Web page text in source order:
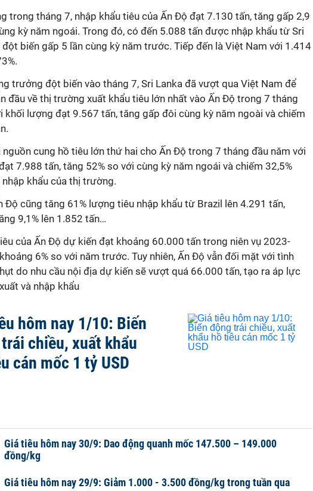
trong tháng 7, nhập khẩu tiêu của Ấn Độ đạt 7.130 tấn, tăng gấp 2,9
kỳ năm ngoái. Trong đó, có đến 5.088 tấn được nhập khẩu từ Sri
đột biến gấp 5 lần cùng kỳ năm trước. Tiếp đến là Việt Nam với 1.414
trưởng đột biến vào tháng 7, Sri Lanka đã vượt qua Việt Nam để
đầu về thị trường xuất khẩu tiêu lớn nhất vào Ấn Độ trong 7 tháng
khối lượng đạt 9.567 tấn, tăng gấp đôi cùng kỳ năm ngoài và chiếm
nguồn cung hồ tiêu lớn thứ hai cho Ấn Độ trong 7 tháng đầu năm với
7.988 tấn, tăng 52% so với cùng kỳ năm ngoái và chiếm 32,5%
khẩu của thị trường.
Độ cũng tăng 61% lượng tiêu nhập khẩu từ Brazil lên 4.291 tấn,
9,1% lên 1.852 tấn…
của Ấn Độ dự kiến đạt khoảng 60.000 tấn trong niên vụ 2023-
6% so với năm trước. Tuy nhiên, Ấn Độ vẫn đối mặt với tình
do nhu cầu nội địa dự kiến sẽ vượt quá 66.000 tấn, tạo ra áp lực
và nhập khẩu
hôm nay 1/10: Biến
chiều, xuất khẩu
cán mốc 1 tỷ USD
Giá tiêu hôm nay 30/9: Dao động quanh mốc 147.500 – 149.000
đồng/kg
Giá tiêu hôm nay 29/9: Giảm 1.000 - 3.500 đồng/kg trong tuần qua